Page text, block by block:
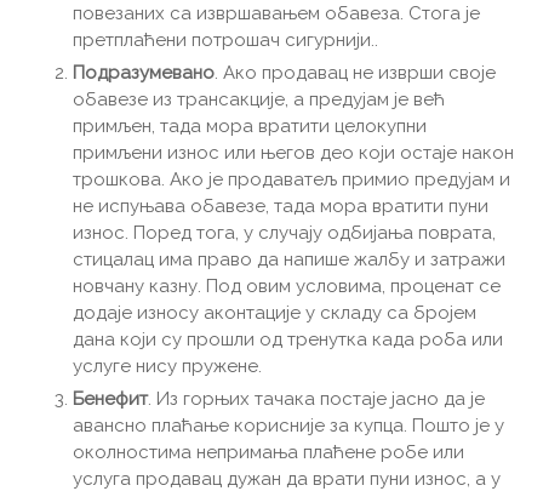
повезаних са извршавањем обавеза. Стога је
претплаћени потрошач сигурнији..
Подразумевано . Ако продавац не изврши своје
обавезе из трансакције, а предујам је већ
примљен, тада мора вратити целокупни
примљени износ или његов део који остаје након
трошкова. Ако је продаватељ примио предујам и
не испуњава обавезе, тада мора вратити пуни
износ. Поред тога, у случају одбијања поврата,
стицалац има право да напише жалбу и затражи
новчану казну. Под овим условима, проценат се
додаје износу аконтације у складу са бројем
дана који су прошли од тренутка када роба или
услуге нису пружене.
Бенефит. Из горњих тачака постаје јасно да је
авансно плаћање корисније за купца. Пошто је у
околностима непримања плаћене робе или
услуга продавац дужан да врати пуни износ, а у